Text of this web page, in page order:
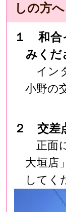
しの方へ
１ 和合
みくだ
イン
小野の
２ 交差
正面
大垣店
してく